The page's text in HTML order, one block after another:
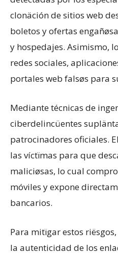
clonäción de sitios web
boletos y ofertas
y hospedajes. Asimismo,
redes sociales,
portales web falsøs para
​Mediante técnicas de
ciberdelincüentes
patrocinadores oficiales.
las víctïmas para que
maliciøsas, lo cual
móviles y expone
bancarios.
​Para mitïgar estos
la autenticidad de los